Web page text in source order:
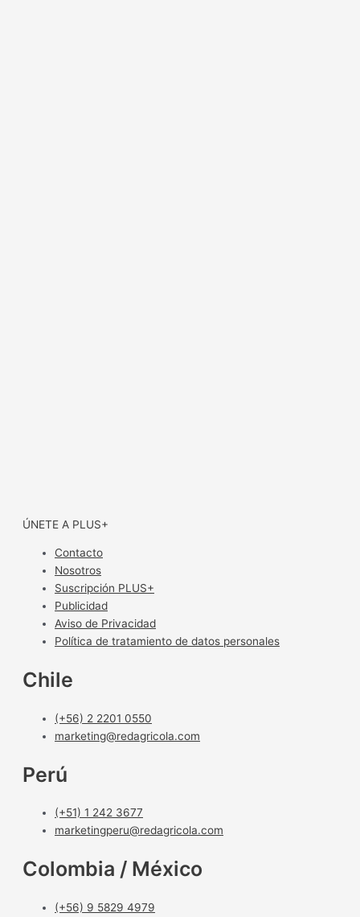
ÚNETE A PLUS+
Contacto
Nosotros
Suscripción PLUS+
Publicidad
Aviso de Privacidad
Política de tratamiento de datos personales
Chile
(+56) 2 2201 0550
marketing@redagricola.com
Perú
(+51) 1 242 3677
marketingperu@redagricola.com
Colombia / México
(+56) 9 5829 4979